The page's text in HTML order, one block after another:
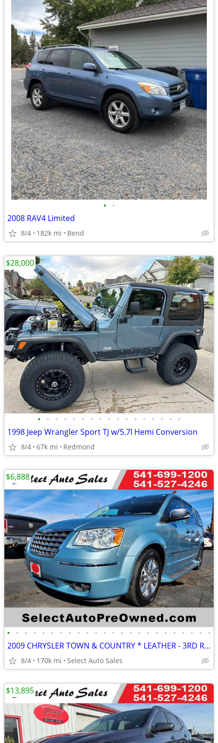
• •
2008 RAV4 Limited
8/4 182k mi Bend
• • • • • • • • • • • • • • • • •
1998 Jeep Wrangler Sport TJ w/5.7l Hemi Conversion
8/4 67k mi Redmond
$28,000
• • • • • • • • • • • • • • • • • • • • • • • •
2009 CHRYSLER TOWN & COUNTRY * LEATHER - 3RD ROW *
8/4 170k mi Select Auto Sales
$6,888
$13,895